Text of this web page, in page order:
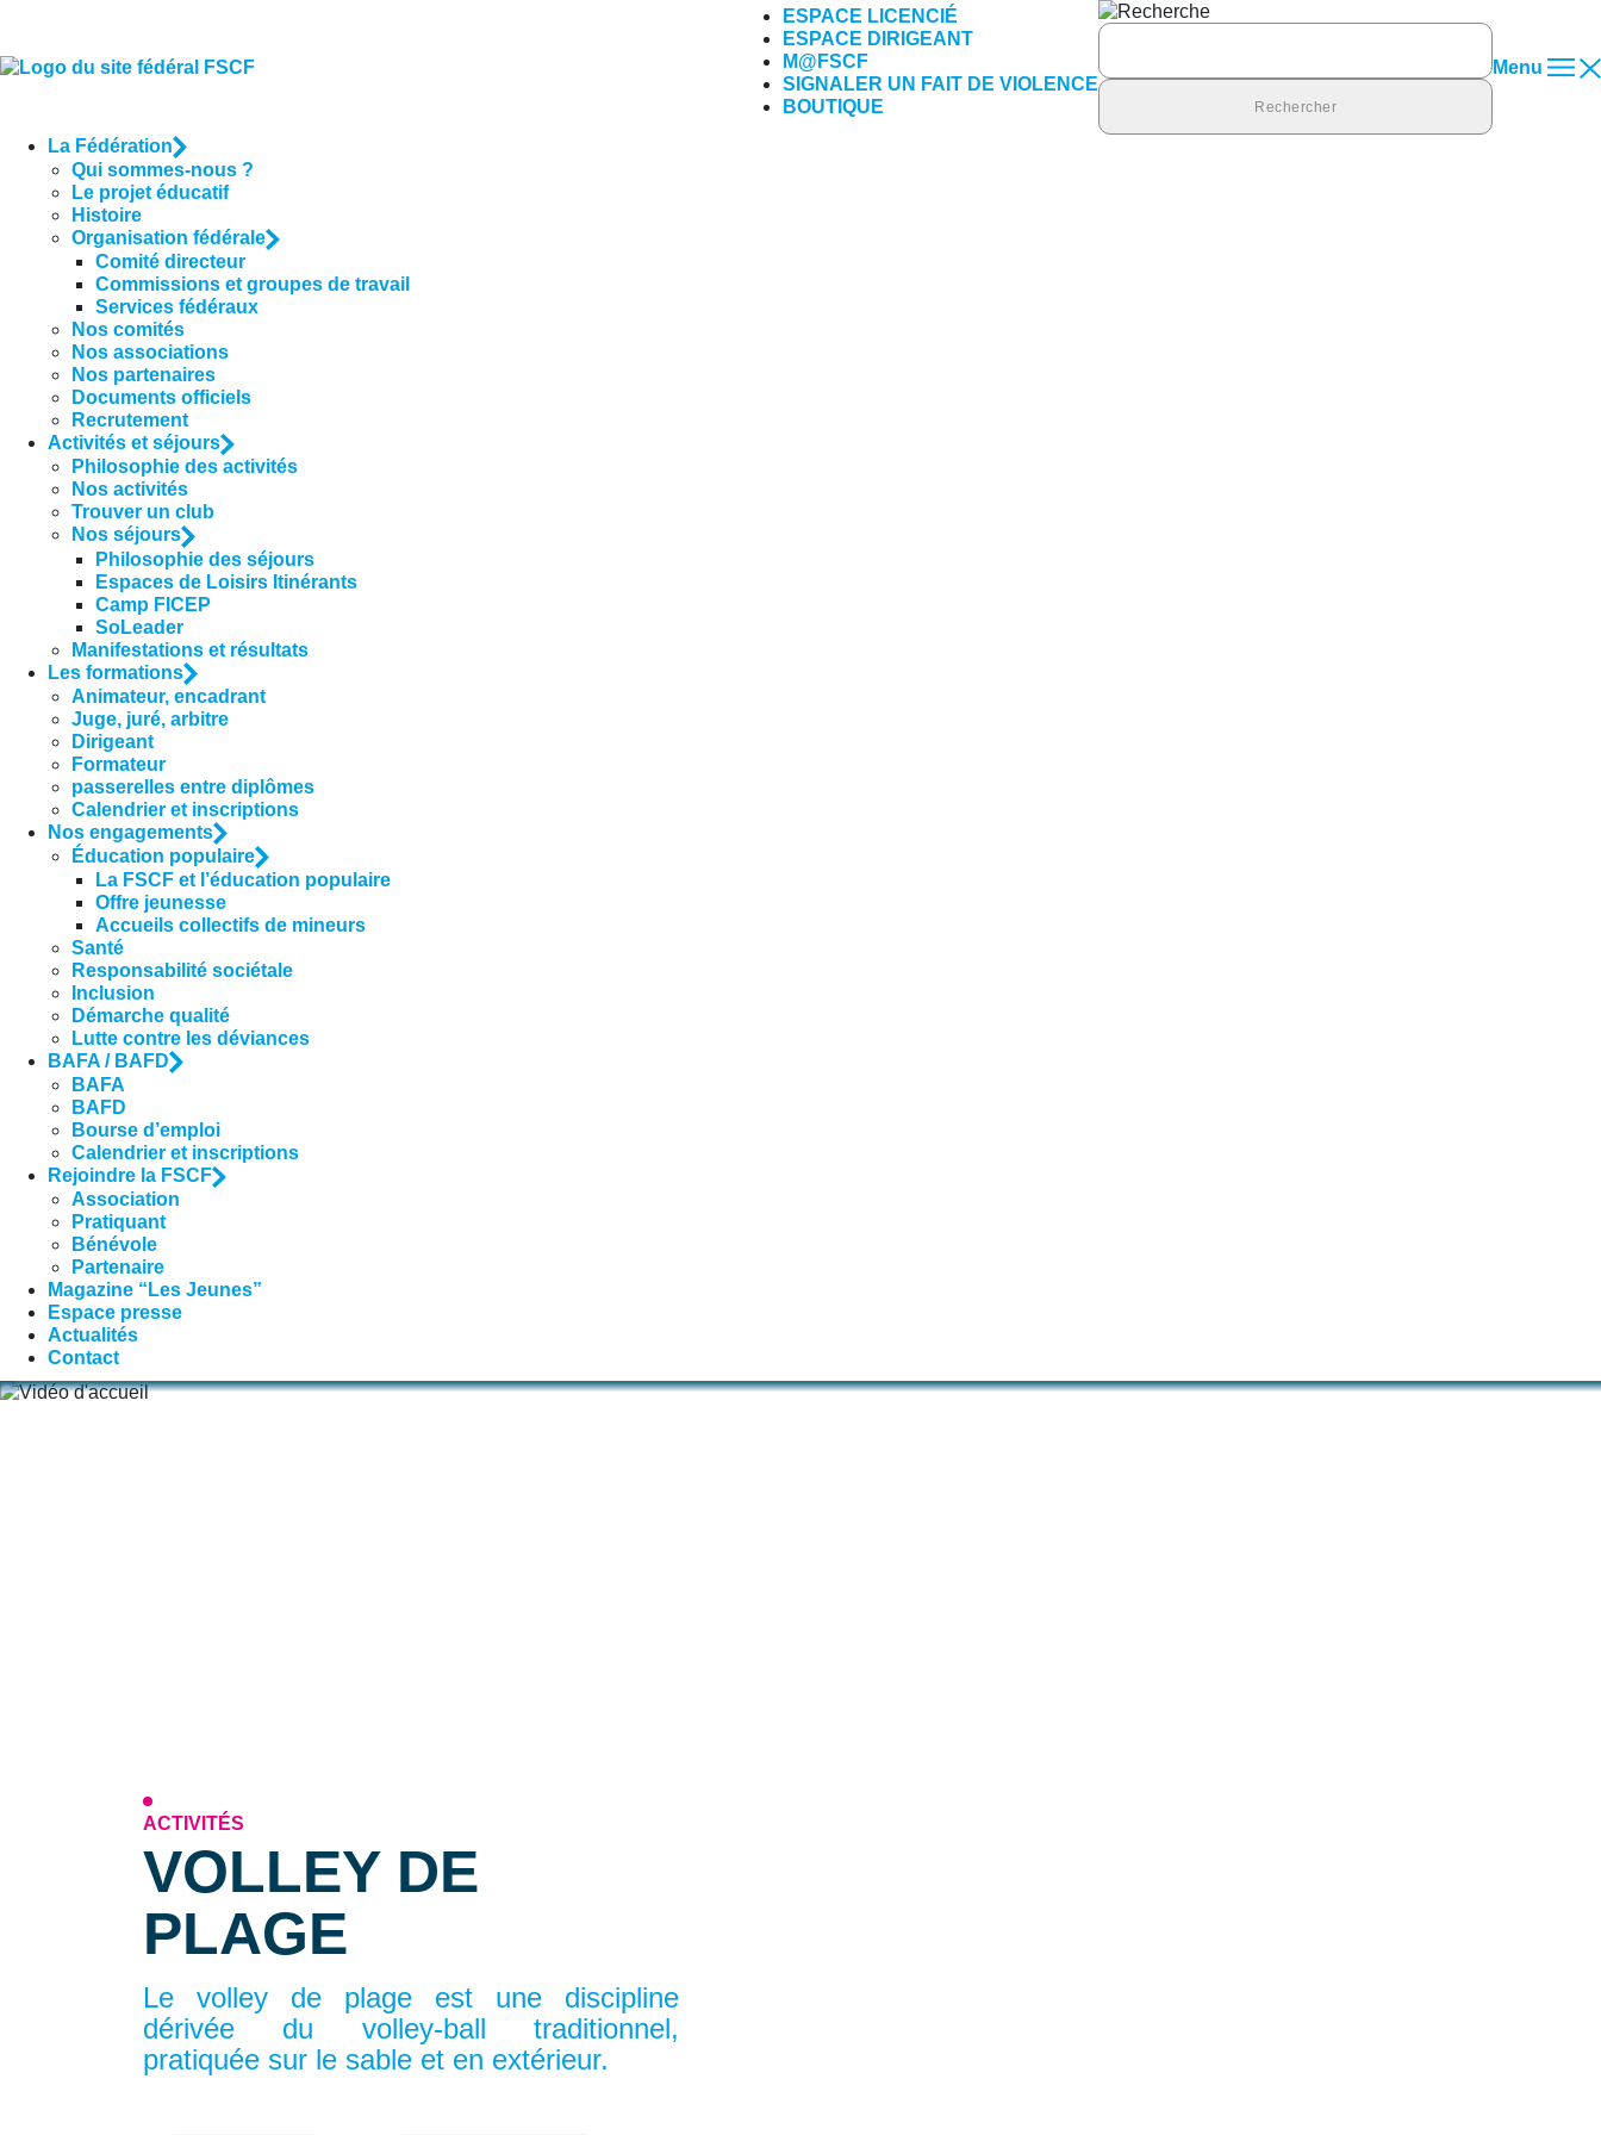
ESPACE LICENCIÉ
ESPACE DIRIGEANT
M@FSCF
SIGNALER UN FAIT DE VIOLENCE
BOUTIQUE
Rechercher :
Menu
La Fédération
Qui sommes-nous ?
Le projet éducatif
Histoire
Organisation fédérale
Comité directeur
Commissions et groupes de travail
Services fédéraux
Nos comités
Nos associations
Nos partenaires
Documents officiels
Recrutement
Activités et séjours
Philosophie des activités
Nos activités
Trouver un club
Nos séjours
Philosophie des séjours
Espaces de Loisirs Itinérants
Camp FICEP
SoLeader
Manifestations et résultats
Les formations
Animateur, encadrant
Juge, juré, arbitre
Dirigeant
Formateur
passerelles entre diplômes
Calendrier et inscriptions
Nos engagements
Éducation populaire
La FSCF et l’éducation populaire
Offre jeunesse
Accueils collectifs de mineurs
Santé
Responsabilité sociétale
Inclusion
Démarche qualité
Lutte contre les déviances
BAFA / BAFD
BAFA
BAFD
Bourse d’emploi
Calendrier et inscriptions
Rejoindre la FSCF
Association
Pratiquant
Bénévole
Partenaire
Magazine “Les Jeunes”
Espace presse
Actualités
Contact
ACTIVITÉS
VOLLEY DE
PLAGE
Le volley de plage est une discipline
dérivée du volley-ball traditionnel,
pratiquée sur le sable et en extérieur.